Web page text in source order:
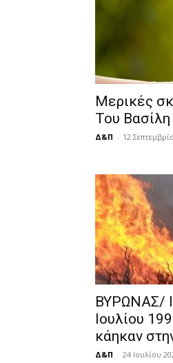
Μερικές
Του
Δ&Π - 12
ΒΥΡΩΝΑΣ/
Ιουλίου
κάηκαν
Δ&Π - 24 Ιουλίου